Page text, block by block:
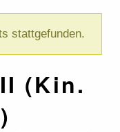
stattgefunden.
(Kin.